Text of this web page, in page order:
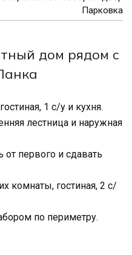
Парковка
дом рядом с
1 с/у и кухня.
лестница и наружная
первого и сдавать
комнаты, гостиная, 2 с/
по периметру.